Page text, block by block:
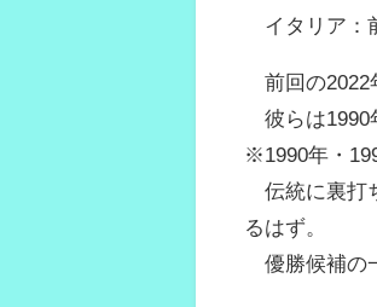
イタリア：
前回の2022
彼らは1990
※1990年・
伝統に裏打
るはず。
優勝候補の